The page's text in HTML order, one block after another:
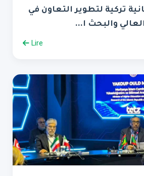
تركية لتطوير التعاون في
والبحث ا...
Lire